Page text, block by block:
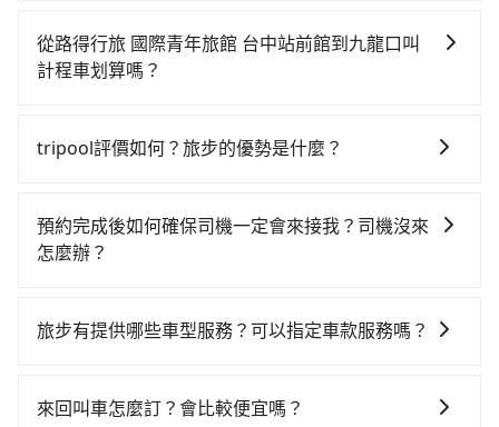
時不需要閉目養神（因為要自己開車），最重要的是你
當天就要來回，那在台中路邊可隨租隨借的iRent應該是
行旅 國際青年旅館 台中站前館到九龍口的花費預估為
時40元路邊停車費用預估進去，但額外的汽車保險與可
能的罰單都需自付。再者，和運的iRent只提供最基本的
或九人座可供選擇，而且無人租車最令人詬病的就是車
樣。另外，偶爾也會遇到明明已經預約了時間但上一位
從路得行旅 國際青年旅館 台中站前館到九龍口叫
計程車划算嗎？
灣大車隊、Uber、Line Taxi、Yoxi等，如果在路邊攔不
車、國泰交通等叫車看看。依照里程跳錶計算，價格約
為1,725~2,100元間，若改選tripool的專車服務可再更
叫車的難度是雙北市的490倍。再加上台中市有些計程車
旅館 台中站前館到九龍口的跳表小黃可能較為便宜，但
tripool評價如何？旅步的優勢是什麼？
定及可靠的，大多數的使用者都給予了高分評價。此
外，tripool司機專業的駕駛和親切服務態度也獲得了許
您的旅程能更有彈性及保障。
預約完成後如何確保司機一定會來接我？司機沒來
怎麼辦？
派車。在出發前一天晚上八點時，會透過電子郵件與簡
繫，可能原本約定的地點不適合暫停而改停靠在附近的
旅步有提供哪些車型服務？可以指定車款服務嗎？
指定車款服務的需求，可以先將您的需先提供旅步，會
來回叫車怎麼訂？會比較便宜嗎？